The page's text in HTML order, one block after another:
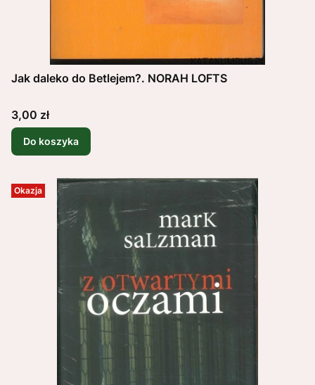
Jak daleko do Betlejem?. NORAH LOFTS
Cena
3,00 zł
Do koszyka
Okazja